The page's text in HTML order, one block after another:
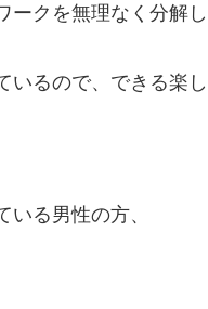
ークを無理なく分解し
いるので、できる楽し
る男性の方、